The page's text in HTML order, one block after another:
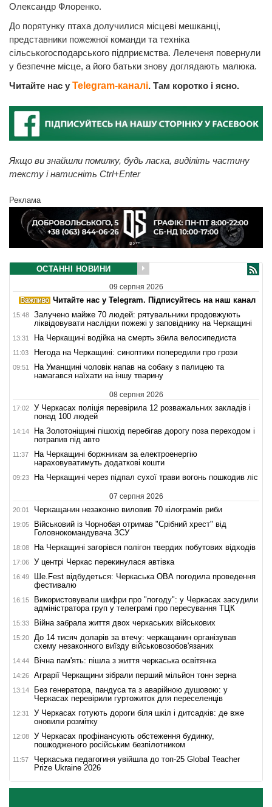
Олександр Флоренко.
До порятунку птаха долучилися місцеві мешканці,
представники пожежної команди та техніка
сільськогосподарського підприємства. Лелеченя повернули
у безпечне місце, а його батьки знову доглядають малюка.
Читайте нас у Telegram-каналі. Там коротко і ясно.
Якщо ви знайшли помилку, будь ласка, виділіть частину
тексту і натисніть Ctrl+Enter
Реклама
ОСТАННІ НОВИНИ
09 серпня 2026
Читайте нас у Telegram. Підписуйтесь на наш канал
15:48
Залучено майже 70 людей: рятувальники продовжують
ліквідовувати наслідки пожежі у заповіднику на Черкащині
13:31 На Черкащині водійка на смерть збила велосипедиста
11:03 Негода на Черкащині: синоптики попередили про грози
09:51
На Уманщині чоловік напав на собаку з палицею та
намагався наїхати на іншу тварину
08 серпня 2026
17:02
У Черкасах поліція перевірила 12 розважальних закладів і
понад 100 людей
14:14
На Золотоніщині пішохід перебігав дорогу поза переходом і
потрапив під авто
11:37
На Черкащині боржникам за електроенергію
нараховуватимуть додаткові кошти
09:23 На Черкащині через підпал сухої трави вогонь пошкодив ліс
07 серпня 2026
20:01 Черкащанин незаконно виловив 70 кілограмів риби
19:05
Військовий із Чорнобая отримав "Срібний хрест" від
Головнокомандувача ЗСУ
18:08 На Черкащині загорівся полігон твердих побутових відходів
17:06 У центрі Черкас перекинулася автівка
16:49
Ше.Fest відбудеться: Черкаська ОВА погодила проведення
фестивалю
16:15
Використовували шифри про "погоду": у Черкасах засудили
адміністратора груп у телеграмі про пересування ТЦК
15:33 Війна забрала життя двох черкаських військових
15:20
До 14 тисяч доларів за втечу: черкащанин організував
схему незаконного виїзду військовозобов'язаних
14:44 Вічна пам'ять: пішла з життя черкаська освітянка
14:26 Аграрії Черкащини зібрали перший мільйон тонн зерна
13:14
Без генератора, пандуса та з аварійною душовою: у
Черкасах перевірили гуртожиток для переселенців
12:31
У Черкасах готують дороги біля шкіл і дитсадків: де вже
оновили розмітку
12:08
У Черкасах профінансують обстеження будинку,
пошкодженого російським безпілотником
11:57
Черкаська педагогиня увійшла до топ-25 Global Teacher
Prize Ukraine 2026